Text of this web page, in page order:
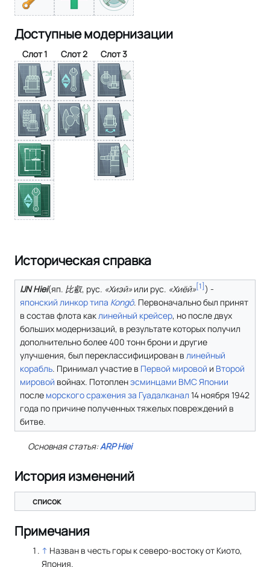
Доступные модернизации
Слот 1 Слот 2 Слот 3
Историческая справка
IJN Hiei(яп. 比叡, рус. «Хиэй»или рус. «Хиёй»[1] ) -
японский линкортипа Kongō. Первоначально был принят
в состав флота каклинейный крейсер, но после двух
больших модернизаций, в результате которых получил
дополнительно более 400 тонн брони и другие
улучшения, был переклассифицирован в линейный
корабль. Принимал участие в Первой мировой и Второй
мировой войнах. Потопленэсминцами ВМС Японии
после морского сражения за Гуадалканал 14 ноября 1942
года по причине полученных тяжелых повреждений в
битве.
Основная статья:ARP Hiei
История изменений
список
Примечания
↑ Назван в честь горы к северо-востоку от Киото,
Япония.